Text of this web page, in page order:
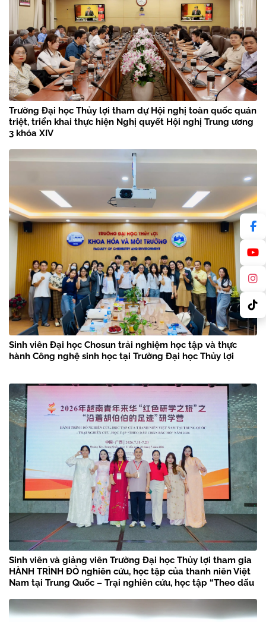
Trường Đại học Thủy lợi tham dự Hội nghị toàn quốc quán
triệt, triển khai thực hiện Nghị quyết Hội nghị Trung ương
3 khóa XIV
Sinh viên Đại học Chosun trải nghiệm học tập và thực
hành Công nghệ sinh học tại Trường Đại học Thủy lợi
Sinh viên và giảng viên Trường Đại học Thủy lợi tham gia
HÀNH TRÌNH ĐỎ nghiên cứu, học tập của thanh niên Việt
Nam tại Trung Quốc – Trại nghiên cứu, học tập “Theo dấu